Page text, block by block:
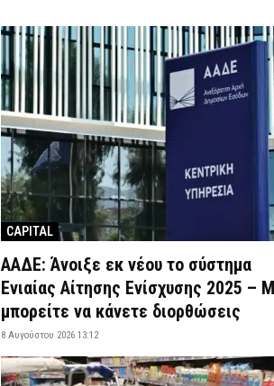
CAPITAL
ΑΑΔΕ: Άνοιξε εκ νέου το σύστημα
Ενιαίας Αίτησης Ενίσχυσης 2025 –
μπορείτε να κάνετε διορθώσεις
8 Αυγούστου 2026 13:12